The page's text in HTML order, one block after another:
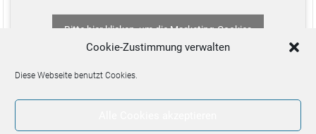
Cookie-Zustimmung verwalten
Diese Webseite benutzt Cookies.